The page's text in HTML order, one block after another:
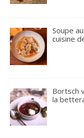
Soupe
cuisine
Bortsch
la